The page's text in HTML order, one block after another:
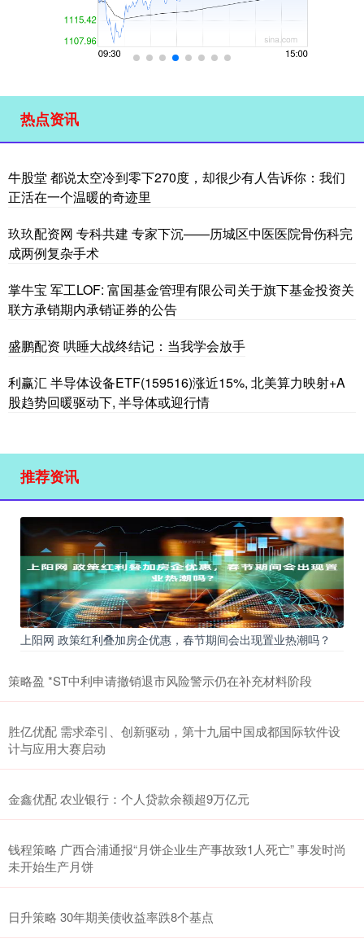
热点资讯
牛股堂 都说太空冷到零下270度，却很少有人告诉你：我们
正活在一个温暖的奇迹里
玖玖配资网 专科共建 专家下沉——历城区中医医院骨伤科完
成两例复杂手术
掌牛宝 军工LOF: 富国基金管理有限公司关于旗下基金投资关
联方承销期内承销证券的公告
盛鹏配资 哄睡大战终结记：当我学会放手
利赢汇 半导体设备ETF(159516)涨近15%, 北美算力映射+A
股趋势回暖驱动下, 半导体或迎行情
推荐资讯
上阳网 政策红利叠加房企优惠，春节期间会出现置业热潮吗？
策略盈 *ST中利申请撤销退市风险警示仍在补充材料阶段
胜亿优配 需求牵引、创新驱动，第十九届中国成都国际软件设
计与应用大赛启动
金鑫优配 农业银行：个人贷款余额超9万亿元
钱程策略 广西合浦通报“月饼企业生产事故致1人死亡” 事发时尚
未开始生产月饼
日升策略 30年期美债收益率跌8个基点